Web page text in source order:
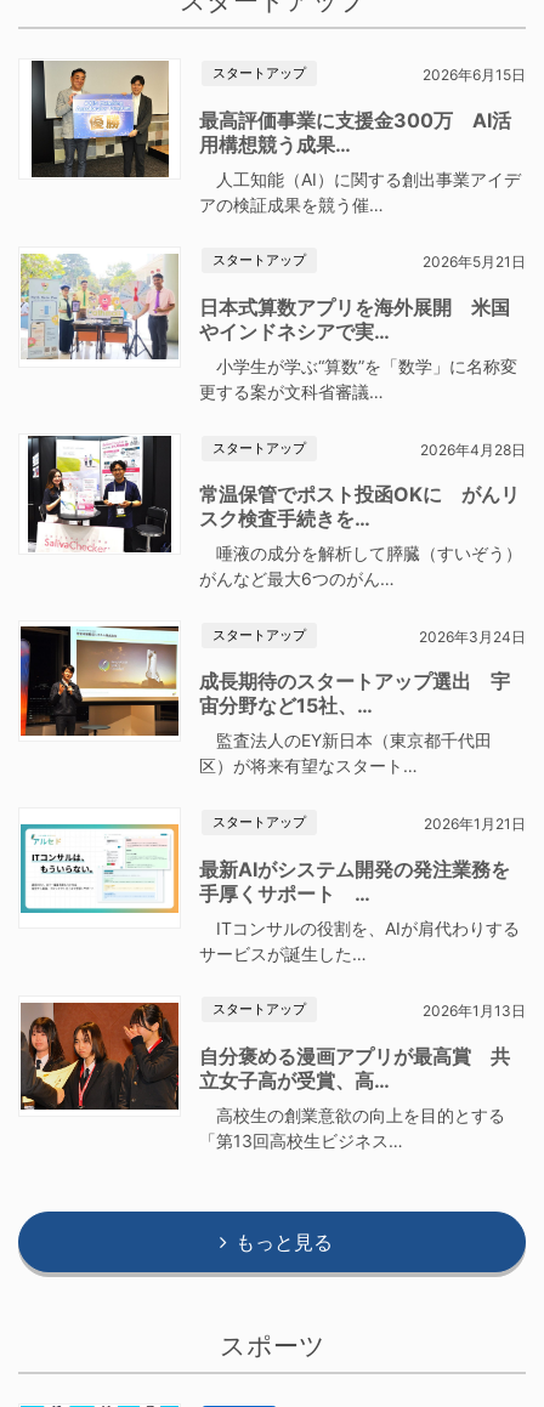
スタートアップ 2026年6月15日
最高評価事業に支援金300万 AI活
用構想競う成果…
人工知能（AI）に関する創出事業アイデ
アの検証成果を競う催…
スタートアップ 2026年5月21日
日本式算数アプリを海外展開 米国
やインドネシアで実…
小学生が学ぶ“算数”を「数学」に名称変
更する案が文科省審議…
スタートアップ 2026年4月28日
常温保管でポスト投函OKに がんリ
スク検査手続きを…
唾液の成分を解析して膵臓（すいぞう）
がんなど最大6つのがん…
スタートアップ 2026年3月24日
成長期待のスタートアップ選出 宇
宙分野など15社、…
監査法人のEY新日本（東京都千代田
区）が将来有望なスタート…
スタートアップ 2026年1月21日
最新AIがシステム開発の発注業務を
手厚くサポート …
ITコンサルの役割を、AIが肩代わりする
サービスが誕生した…
スタートアップ 2026年1月13日
自分褒める漫画アプリが最高賞 共
立女子高が受賞、高…
高校生の創業意欲の向上を目的とする
「第13回高校生ビジネス…
もっと見る
スポーツ